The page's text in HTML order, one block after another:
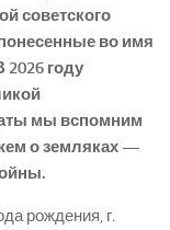
советского
во имя
году
мы вспомним
о земляках —
рождения, г.